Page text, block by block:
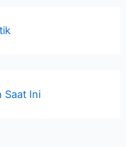
Saat Ini